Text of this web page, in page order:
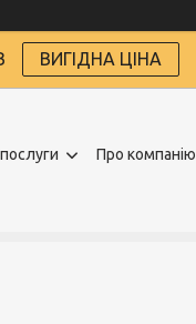
ВИГІДНА ЦІНА
Про компанію